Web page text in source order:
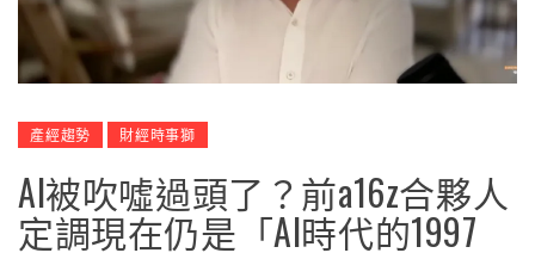
產經趨勢 財經時事獅
AI被吹噓過頭了？前a16z合夥人
定調現在仍是「AI時代的1997